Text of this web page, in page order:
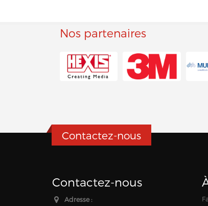
Nos partenaires
Contactez-nous
Contactez-nous
Adresse :